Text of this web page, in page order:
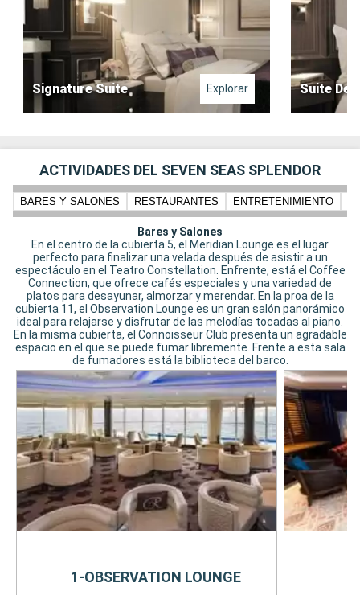
Signature Suite Explorar Suite
ACTIVIDADES DEL SEVEN SEAS SPLENDOR
BARES Y SALONES RESTAURANTES ENTRETENIMIENTO
Bares y Salones
En el centro de la cubierta 5, el Meridian Lounge es el lugar
perfecto para finalizar una velada después de asistir a un
espectáculo en el Teatro Constellation. Enfrente, está el Coffee
Connection, que ofrece cafés especiales y una variedad de
platos para desayunar, almorzar y merendar. En la proa de la
cubierta 11, el Observation Lounge es un gran salón panorámico
ideal para relajarse y disfrutar de las melodías tocadas al piano.
En la misma cubierta, el Connoisseur Club presenta un agradable
espacio en el que se puede fumar libremente. Frente a esta sala
de fumadores está la biblioteca del barco.
1-OBSERVATION LOUNGE